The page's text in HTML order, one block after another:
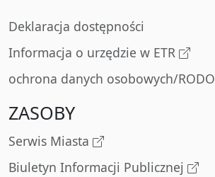
Deklaracja dostępności
Informacja o urzędzie w ETR
ochrona danych osobowych/RODO
ZASOBY
Serwis Miasta
Biuletyn Informacji Publicznej